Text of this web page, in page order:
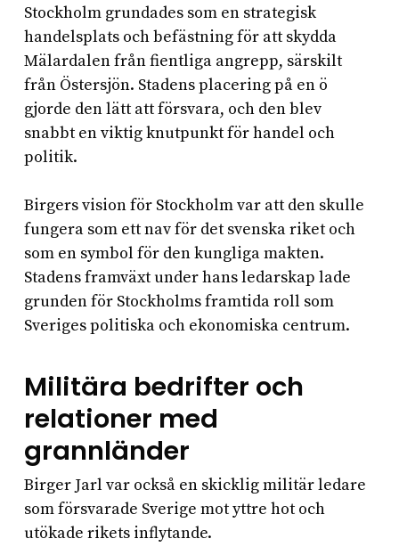
Stockholm grundades som en strategisk
handelsplats och befästning för att skydda
Mälardalen från fientliga angrepp, särskilt
från Östersjön. Stadens placering på en ö
gjorde den lätt att försvara, och den blev
snabbt en viktig knutpunkt för handel och
politik.
Birgers vision för Stockholm var att den skulle
fungera som ett nav för det svenska riket och
som en symbol för den kungliga makten.
Stadens framväxt under hans ledarskap lade
grunden för Stockholms framtida roll som
Sveriges politiska och ekonomiska centrum.
Militära bedrifter och
relationer med
grannländer
Birger Jarl var också en skicklig militär ledare
som försvarade Sverige mot yttre hot och
utökade rikets inflytande.